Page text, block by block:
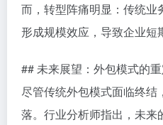
而，转型阵痛明显：传统业
形成规模效应，导致企业短
## 未来展望：外包模式的重
尽管传统外包模式面临终
落。行业分析师指出，未来